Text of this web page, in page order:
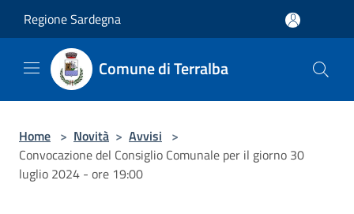
Regione Sardegna
Comune di Terralba
Home > Novità > Avvisi >
Convocazione del Consiglio Comunale per il giorno 30
luglio 2024 - ore 19:00